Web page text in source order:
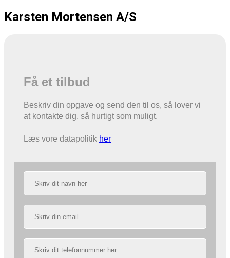
Karsten Mortensen A/S
Få et tilbud
Beskriv din opgave og send den til os, så lover vi
at kontakte dig, så hurtigt som muligt.
Læs vore datapolitik her